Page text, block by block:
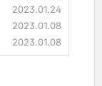
2023.01.24
2023.01.08
2023.01.08